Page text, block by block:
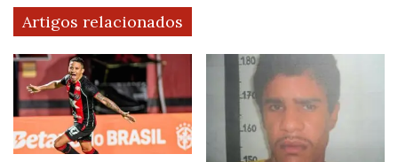
Artigos relacionados